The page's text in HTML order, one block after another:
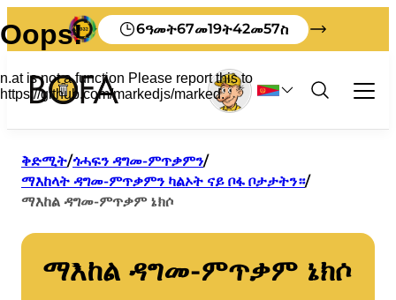
6ዓመት67መ19ት42መ57ስ
መምርሒታት ምድላው
ሞያ
ርእሰ-ኣገልግሎት
ክፍሊት ኣፍራዪ
ዝተሓትመ ጽሑፋት ብእንግሊዝኛ
ብዛዕባ ቦፋ
ቅድሚት/ጎሓፍን ዳግመ-ምጥቃምን/
ማእከላት ዳግመ-ምጥቃምን ካልኦት ናይ ቦፋ ቦታታትን።/
ማእከል ዳግመ-ምጥቃም ኔክሶ
ማእከል ዳግመ-ምጥቃም ኔክሶ